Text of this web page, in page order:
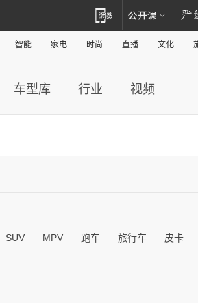
智能 家电 时尚 直播 文化
车型库 行业 视频
SUV MPV 跑车 旅行车 皮卡